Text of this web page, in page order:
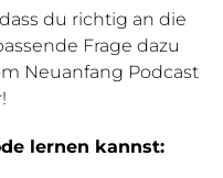
du richtig an die
Frage dazu
Neuanfang Podcast
lernen kannst: